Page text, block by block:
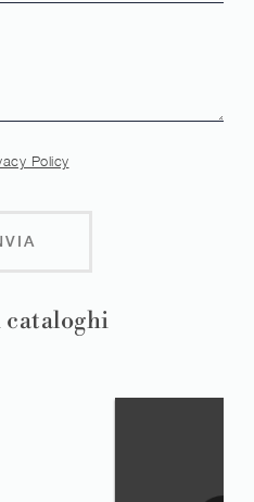
cataloghi
Policy